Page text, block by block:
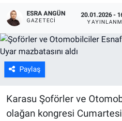
ESRA ANGÜN
GAZETECI
20.01.2026 -
Paylaş
Karasu Şoförler ve
olağan kongresi